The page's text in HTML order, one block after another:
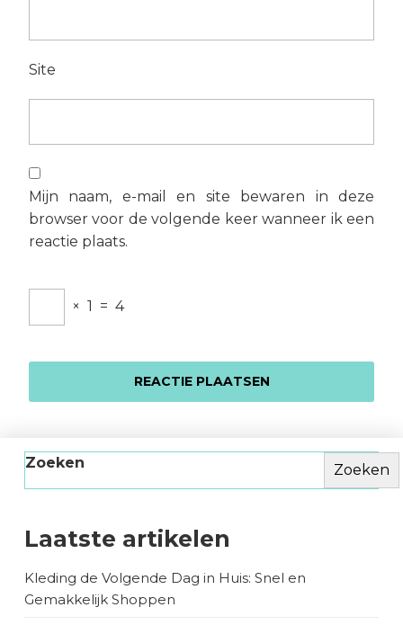
Site
Mijn naam, e-mail en site bewaren in deze
browser voor de volgende keer wanneer ik een
reactie plaats.
× 1 = 4
Zoeken Zoeken
Laatste artikelen
Kleding de Volgende Dag in Huis: Snel en
Gemakkelijk Shoppen